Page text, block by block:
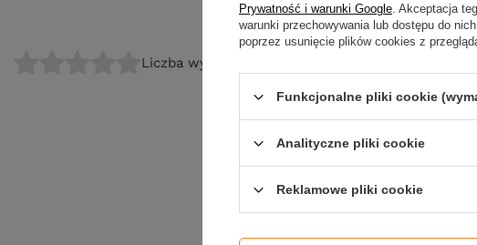
Liczba wystawionych opinii: 0
Prywatność i warunki Google. Akceptacja
warunki przechowywania lub dostępu do
poprzez usunięcie plików cookies z
Funkcjonalne pliki cookie
Analityczne pliki cookie
Reklamowe pliki cookie